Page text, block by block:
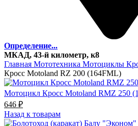
Определение...
МКАД, 43-й километр, к8
Главная Мототехника Мотоциклы
Кросс Motoland RZ 200 (164FML)
Мотоцикл Кросс Motoland RMZ 250
646 ₽Текущая
цена:
176
Назад к товарам